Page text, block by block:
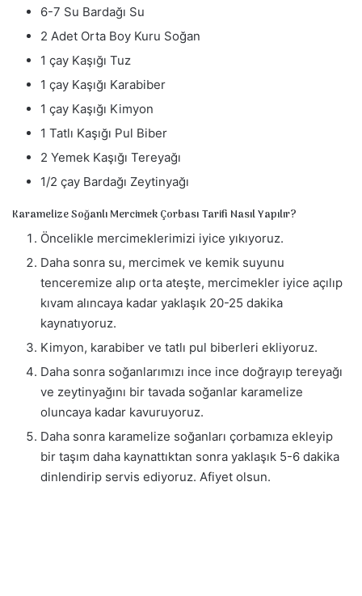
ö
e
r
m
k
6-7 Su Bardağı Su
2 Adet Orta Boy Kuru Soğan
1 çay Kaşığı Tuz
1 çay Kaşığı Karabiber
1 çay Kaşığı Kimyon
1 Tatlı Kaşığı Pul Biber
2 Yemek Kaşığı Tereyağı
1/2 çay Bardağı Zeytinyağı
Karamelize Soğanlı Mercimek Çorbası Tarifi Nasıl Yapılır?
Öncelikle mercimeklerimizi iyice yıkıyoruz.
Daha sonra su, mercimek ve kemik suyunu
tenceremize alıp orta ateşte, mercimekler iyice açılıp
kıvam alıncaya kadar yaklaşık 20-25 dakika
kaynatıyoruz.
Kimyon, karabiber ve tatlı pul biberleri ekliyoruz.
Daha sonra soğanlarımızı ince ince doğrayıp tereyağı
ve zeytinyağını bir tavada soğanlar karamelize
oluncaya kadar kavuruyoruz.
Daha sonra karamelize soğanları çorbamıza ekleyip
bir taşım daha kaynattıktan sonra yaklaşık 5-6 dakika
dinlendirip servis ediyoruz. Afiyet olsun.